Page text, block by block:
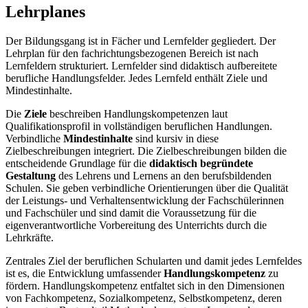
Lehrplanes
Der Bildungsgang ist in Fächer und Lernfelder gegliedert. Der
Lehrplan für den fachrichtungsbezogenen Bereich ist nach
Lernfeldern strukturiert. Lernfelder sind didaktisch aufbereitete
berufliche Handlungsfelder. Jedes Lernfeld enthält Ziele und
Mindestinhalte.
Die Ziele beschreiben Handlungskompetenzen laut
Qualifikationsprofil in vollständigen beruflichen Handlungen.
Verbindliche Mindestinhalte sind kursiv in diese
Zielbeschreibungen integriert. Die Zielbeschreibungen bilden die
entscheidende Grundlage für die didaktisch begründete
Gestaltung des Lehrens und Lernens an den berufsbildenden
Schulen. Sie geben verbindliche Orientierungen über die Qualität
der Leistungs- und Verhaltensentwicklung der Fachschülerinnen
und Fachschüler und sind damit die Voraussetzung für die
eigenverantwortliche Vorbereitung des Unterrichts durch die
Lehrkräfte.
Zentrales Ziel der beruflichen Schularten und damit jedes Lernfeldes
ist es, die Entwicklung umfassenderHandlungskompetenz zu
fördern. Handlungskompetenz entfaltet sich in den Dimensionen
von Fachkompetenz, Sozialkompetenz, Selbstkompetenz, deren